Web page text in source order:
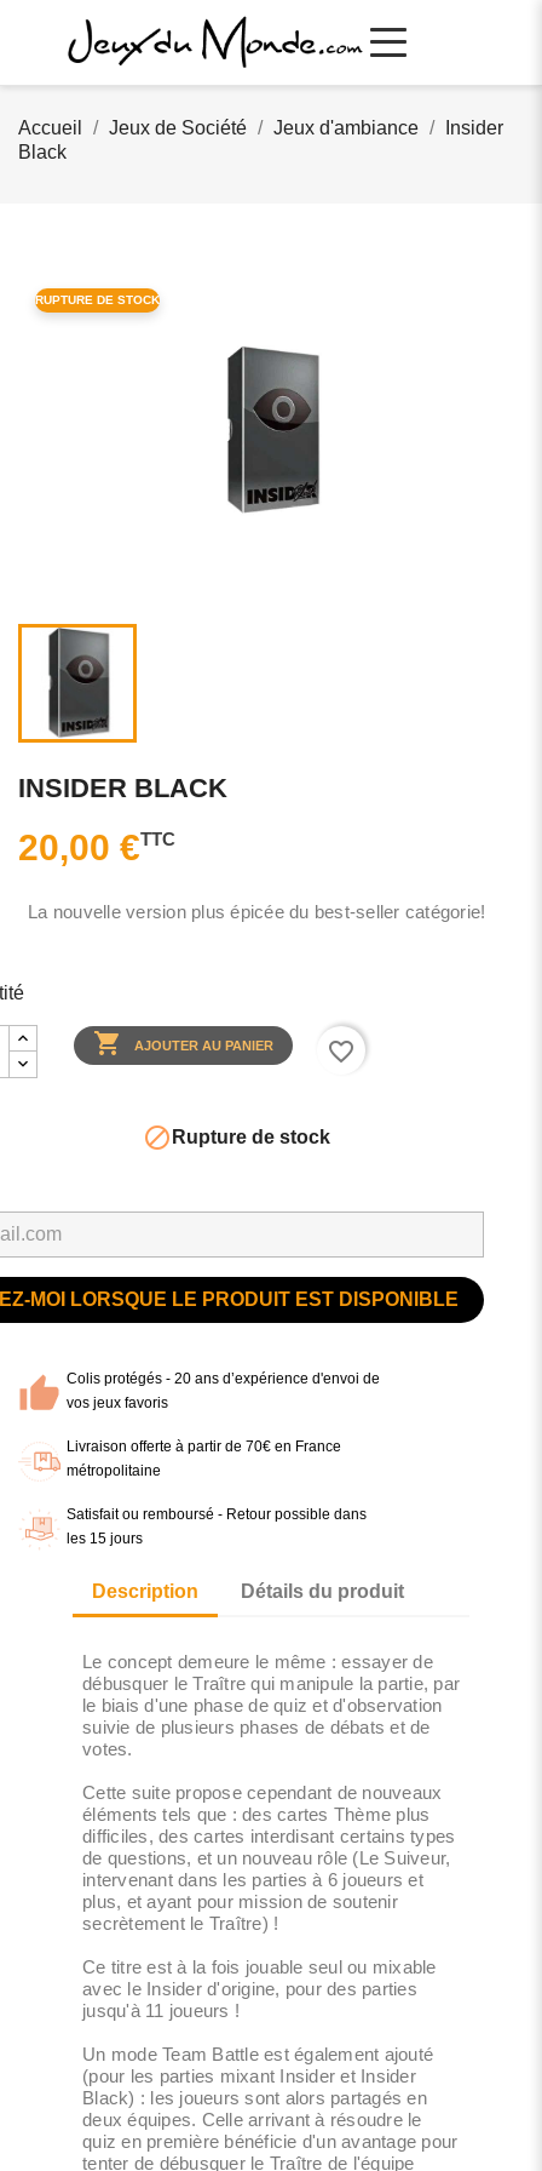
Accueil Jeux de Société Jeux d'ambiance
Insider
Black
RUPTURE DE STOCK
INSIDER BLACK
20,00 €TTC
La nouvelle version plus épicée du best-seller catégorie!
 AJOUTER AU PANIER favorite_border
 Rupture de stock
MOI LORSQUE LE PRODUIT EST DISPONIBLE
Colis protégés - 20 ans d’expérience d'envoi de
vos jeux favoris
Livraison offerte à partir de 70€ en France
métropolitaine
Satisfait ou remboursé - Retour possible dans
les 15 jours
Description Détails du produit
Le concept demeure le même : essayer de
débusquer le Traître qui manipule la partie, par
le biais d'une phase de quiz et d'observation
suivie de plusieurs phases de débats et de
votes.
Cette suite propose cependant de nouveaux
éléments tels que : des cartes Thème plus
difficiles, des cartes interdisant certains types
de questions, et un nouveau rôle (Le Suiveur,
intervenant dans les parties à 6 joueurs et
plus, et ayant pour mission de soutenir
secrètement le Traître) !
Ce titre est à la fois jouable seul ou mixable
avec le Insider d'origine, pour des parties
jusqu'à 11 joueurs !
Un mode Team Battle est également ajouté
(pour les parties mixant Insider et Insider
Black) : les joueurs sont alors partagés en
deux équipes. Celle arrivant à résoudre le
quiz en première bénéficie d'un avantage pour
tenter de débusquer le Traître de l'équipe